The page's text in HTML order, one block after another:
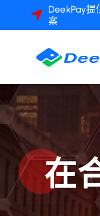
DeekPay提
案
在